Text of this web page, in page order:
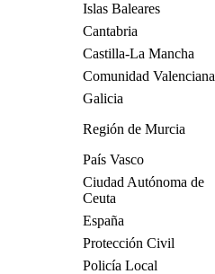
Islas Baleares
Cantabria
Castilla-La Mancha
Comunidad Valenciana
Galicia
Región de Murcia
País Vasco
Ciudad Autónoma de
Ceuta
España
Protección Civil
Policía Local